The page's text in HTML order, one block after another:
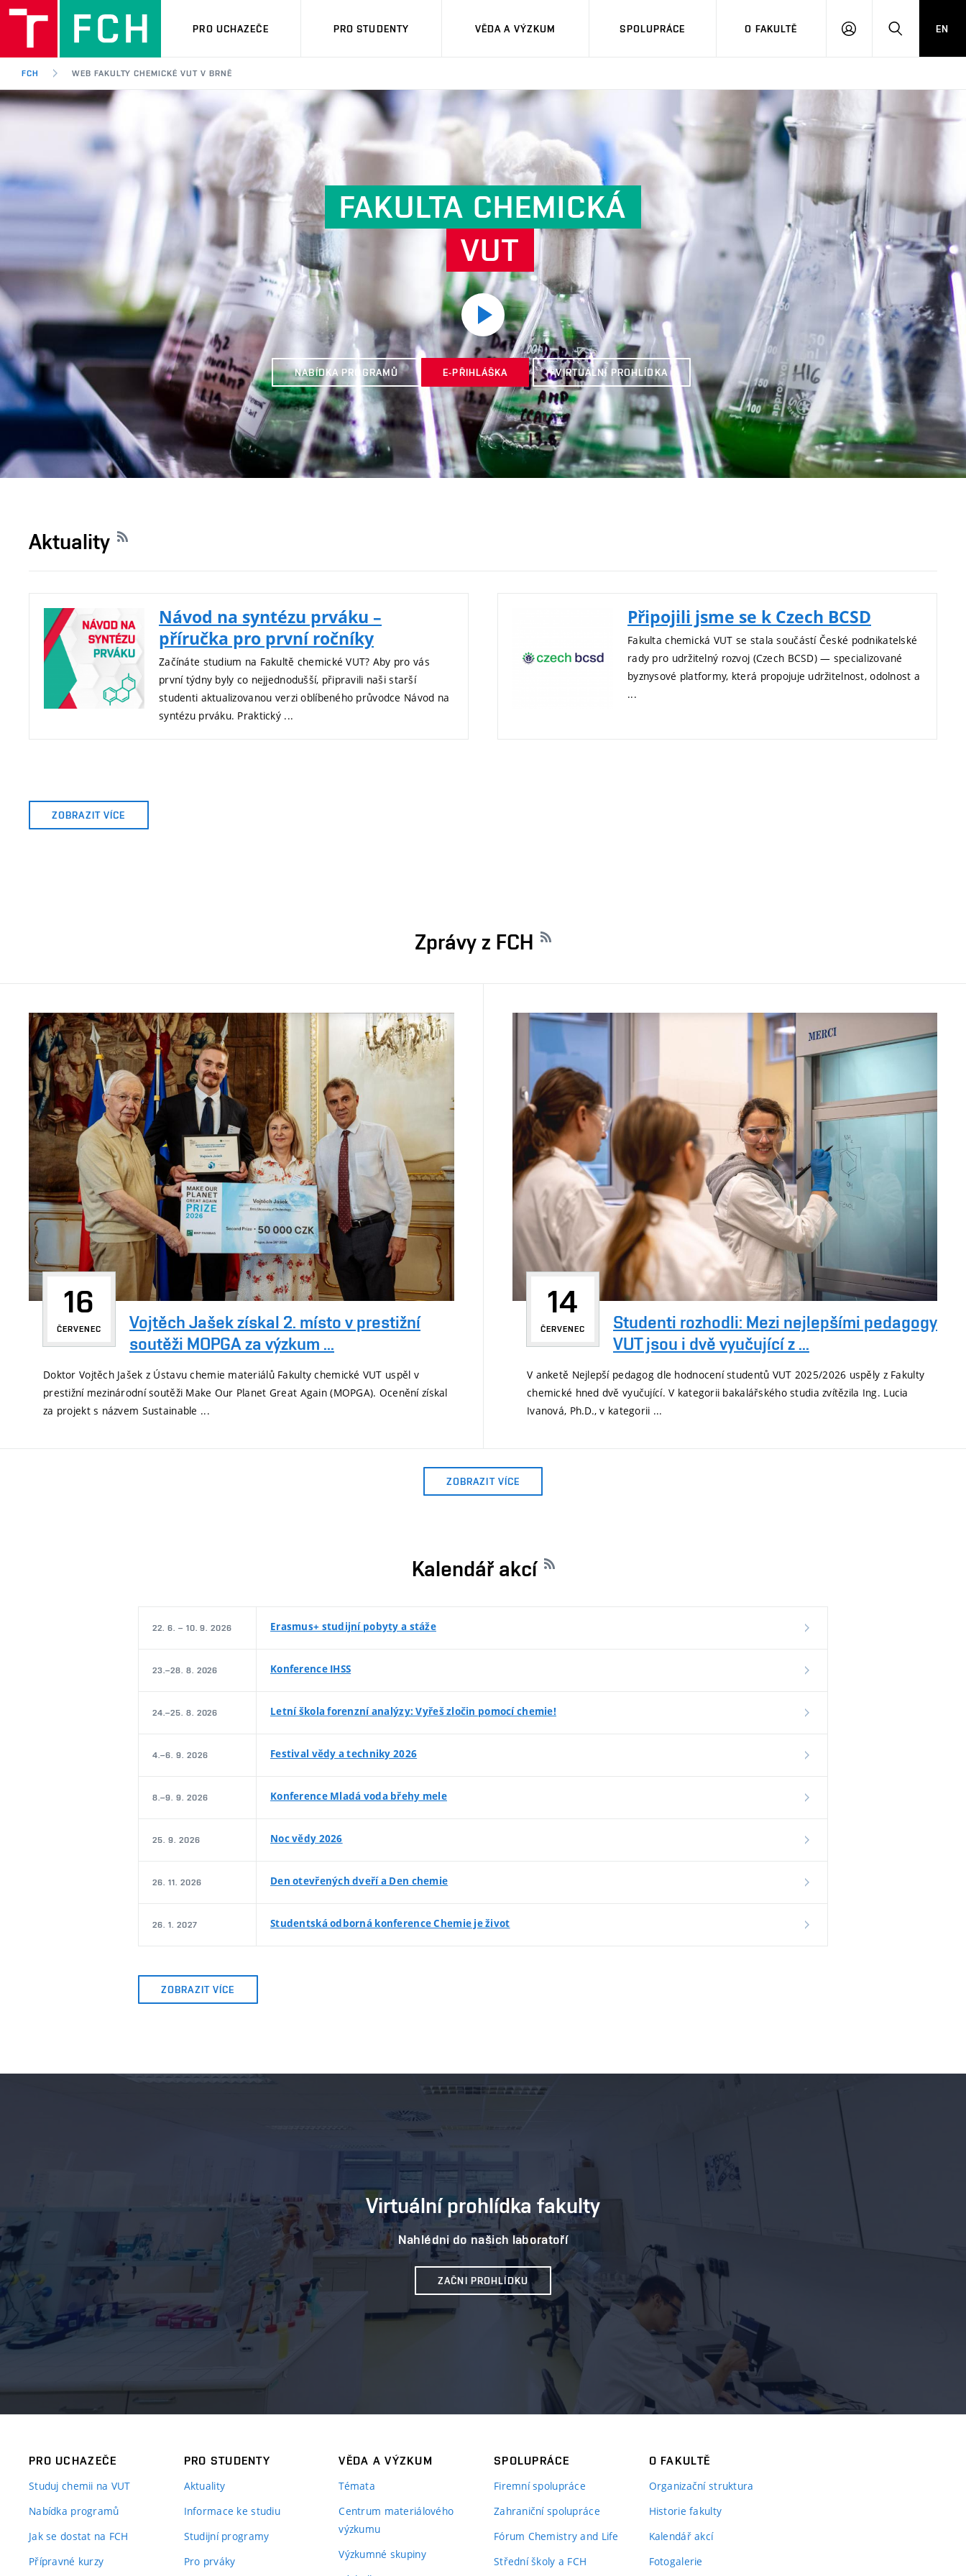
PRO UCHAZEČE PRO STUDENTY VĚDA A VÝZKUM SPOLUPRÁCE O FAKULTĚ
PŘIHLÁSITHLEDAT
EN
FCH WEB FAKULTY CHEMICKÉ VUT V BRNĚ
FAKULTA CHEMICKÁ
VUT
NABÍDKA PROGRAMŮ E-PŘIHLÁŠKA VIRTUÁLNÍ PROHLÍDKA
Aktuality
Návod na syntézu prváku –
příručka pro první ročníky
Začínáte studium na Fakultě chemické VUT? Aby pro vás
první týdny byly co nejjednodušší, připravili naši starší
studenti aktualizovanou verzi oblíbeného průvodce Návod na
syntézu prváku. Praktický ...
Připojili jsme se k Czech BCSD
Fakulta chemická VUT se stala součástí České podnikatelské
rady pro udržitelný rozvoj (Czech BCSD) — specializované
byznysové platformy, která propojuje udržitelnost, odolnost a
...
ZOBRAZIT VÍCE
Zprávy z FCH
16
ČERVENEC
Vojtěch Jašek získal 2. místo v prestižní
soutěži MOPGA za výzkum ...
Doktor Vojtěch Jašek z Ústavu chemie materiálů Fakulty chemické VUT uspěl v
prestižní mezinárodní soutěži Make Our Planet Great Again (MOPGA). Ocenění získal
za projekt s názvem Sustainable ...
14
ČERVENEC
Studenti rozhodli: Mezi nejlepšími pedagogy
VUT jsou i dvě vyučující z ...
V anketě Nejlepší pedagog dle hodnocení studentů VUT 2025/2026 uspěly z Fakulty
chemické hned dvě vyučující. V kategorii bakalářského studia zvítězila Ing. Lucia
Ivanová, Ph.D., v kategorii ...
ZOBRAZIT VÍCE
Kalendář akcí
22. 6. – 10. 9. 2026 Erasmus+ studijní pobyty a stáže
23.–28. 8. 2026 Konference IHSS
24.–25. 8. 2026 Letní škola forenzní analýzy: Vyřeš zločin pomocí chemie!
4.–6. 9. 2026 Festival vědy a techniky 2026
8.–9. 9. 2026 Konference Mladá voda břehy mele
25. 9. 2026 Noc vědy 2026
26. 11. 2026 Den otevřených dveří a Den chemie
26. 1. 2027 Studentská odborná konference Chemie je život
ZOBRAZIT VÍCE
Virtuální prohlídka fakulty
Nahlédni do našich laboratoří
ZAČNI PROHLÍDKU
PRO UCHAZEČE
Studuj chemii na VUT
Nabídka programů
Jak se dostat na FCH
Přípravné kurzy
PRO STUDENTY
Aktuality
Informace ke studiu
Studijní programy
Pro prváky
VĚDA A VÝZKUM
Témata
Centrum materiálového
výzkumu
Výzkumné skupiny
SPOLUPRÁCE
Firemní spolupráce
Zahraniční spolupráce
Fórum Chemistry and Life
Střední školy a FCH
O FAKULTĚ
Organizační struktura
Historie fakulty
Kalendář akcí
Fotogalerie